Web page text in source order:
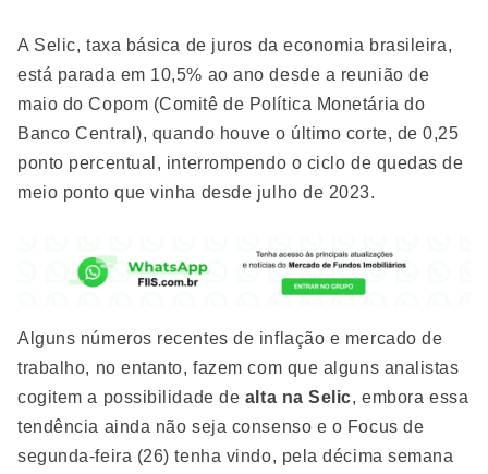
A Selic, taxa básica de juros da economia brasileira,
está parada em 10,5% ao ano desde a reunião de
maio do Copom (Comitê de Política Monetária do
Banco Central), quando houve o último corte, de 0,25
ponto percentual, interrompendo o ciclo de quedas de
meio ponto que vinha desde julho de 2023.
Alguns números recentes de inflação e mercado de
trabalho, no entanto, fazem com que alguns analistas
cogitem a possibilidade de alta na Selic, embora essa
tendência ainda não seja consenso e o Focus de
segunda-feira (26) tenha vindo, pela décima semana